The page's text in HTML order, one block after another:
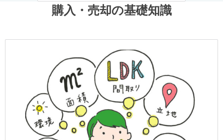
購入・売却の基礎知識